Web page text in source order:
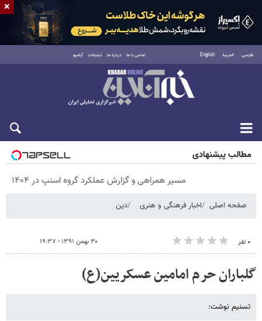
فارسی العربية English تماس با ما درباره ما تبلیغات آرشیو
پنجشنبه ۱۵ مرداد ۱۴۰۵
مطالب پیشنهادی
مسیر همراهی و گزارش عملکرد گروه اسنپ در ۱۴۰۴
صفحه اصلی اخبار فرهنگی و هنری دین
۰ نفر ۳۰ بهمن ۱۳۹۱ - ۱۹:۳۷
گلباران حرم امامین عسکریین(ع)
تسنیم نوشت:
×